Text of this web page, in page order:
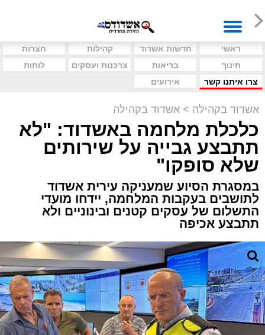
ראשי חדשות אשדוד קהילות
חצרות
חינוך
בריאות צרכנות ועסקים
לוחות
צרו איתנו קשר
אירועים
אשדוד בקהילה > אשדוד בקהילה
כלכלת מלחמה באשדוד: "לא
תתבצע גבייה על שירותים
שלא סופקו"
במסגרת הסיוע שמעניקה עירית אשדוד
לתושבים בעקבות המלחמה, יידחו מועדי
התשלום של עסקים קטנים ובינוניים ולא
תתבצע אכיפה